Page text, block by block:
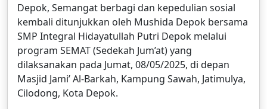
Depok, Semangat berbagi dan kepedulian sosial
kembali ditunjukkan oleh Mushida Depok bersama
SMP Integral Hidayatullah Putri Depok melalui
program SEMAT (Sedekah Jum’at) yang
dilaksanakan pada Jumat, 08/05/2025, di depan
Masjid Jami’ Al-Barkah, Kampung Sawah, Jatimulya,
Cilodong, Kota Depok.